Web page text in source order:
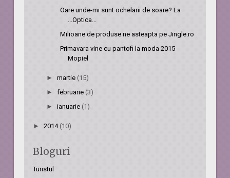
Oare unde-mi sunt ochelarii de soare? La
...Optica...
Milioane de produse ne asteapta pe Jingle.ro
Primavara vine cu pantofi la moda 2015
Mopiel
► martie (15)
► februarie (3)
► ianuarie (1)
►2014 (10)
Bloguri
Turistul